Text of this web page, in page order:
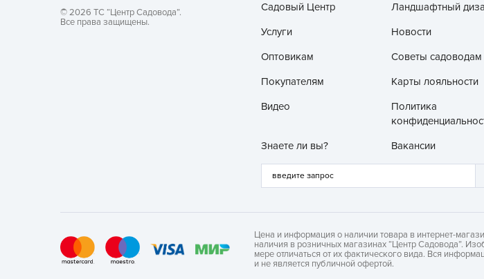
© 2026 ТС “Центр Садовода”.
Все права защищены.
Садовый Центр
Ландшафтный
Услуги
Новости
Оптовикам
Советы садоводам
Покупателям
Карты лояльности
Видео
Политика
Знаете ли вы?
Вакансии
Цена и информация о наличии товара в интернет-
наличия в розничных магазинах “Центр Садовода”.
мере отличаться от их фактического вида. Вся
и не является публичной офертой.